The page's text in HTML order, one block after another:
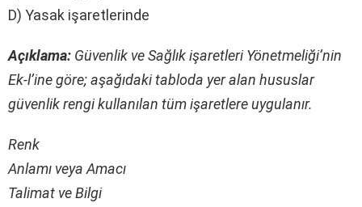
D) Yasak işaretlerinde
Açıklama: Güvenlik ve Sağlık işaretleri Yönetmeliği’nin
Ek-l’ine göre; aşağıdaki tabloda yer alan hususlar
güvenlik rengi kullanılan tüm işaretlere uygulanır.
Renk
Anlamı veya Amacı
Talimat ve Bilgi